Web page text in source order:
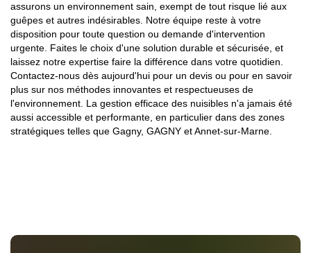
assurons un environnement sain, exempt de tout risque lié aux
guêpes et autres indésirables. Notre équipe reste à votre
disposition pour toute question ou demande d'intervention
urgente. Faites le choix d'une solution durable et sécurisée, et
laissez notre expertise faire la différence dans votre quotidien.
Contactez-nous dès aujourd'hui pour un devis ou pour en savoir
plus sur nos méthodes innovantes et respectueuses de
l'environnement. La gestion efficace des nuisibles n'a jamais été
aussi accessible et performante, en particulier dans des zones
stratégiques telles que Gagny, GAGNY et Annet-sur-Marne.